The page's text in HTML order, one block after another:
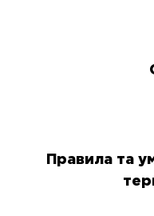
Правила та